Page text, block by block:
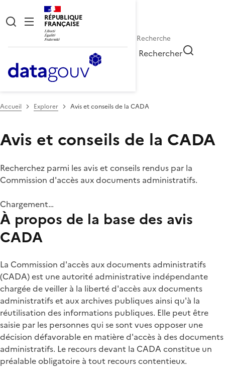
RÉPUBLIQUE
FRANÇAISE
Rechercher
Accueil Explorer Avis et conseils de la CADA
Avis et conseils de la CADA
Recherchez parmi les avis et conseils rendus par la
Commission d'accès aux documents administratifs.
Chargement…
À propos de la base des avis
CADA
La Commission d'accès aux documents administratifs
(CADA) est une autorité administrative indépendante
chargée de veiller à la liberté d'accès aux documents
administratifs et aux archives publiques ainsi qu'à la
réutilisation des informations publiques. Elle peut être
saisie par les personnes qui se sont vues opposer une
décision défavorable en matière d'accès à des documents
administratifs. Le recours devant la CADA constitue un
préalable obligatoire à tout recours contentieux.